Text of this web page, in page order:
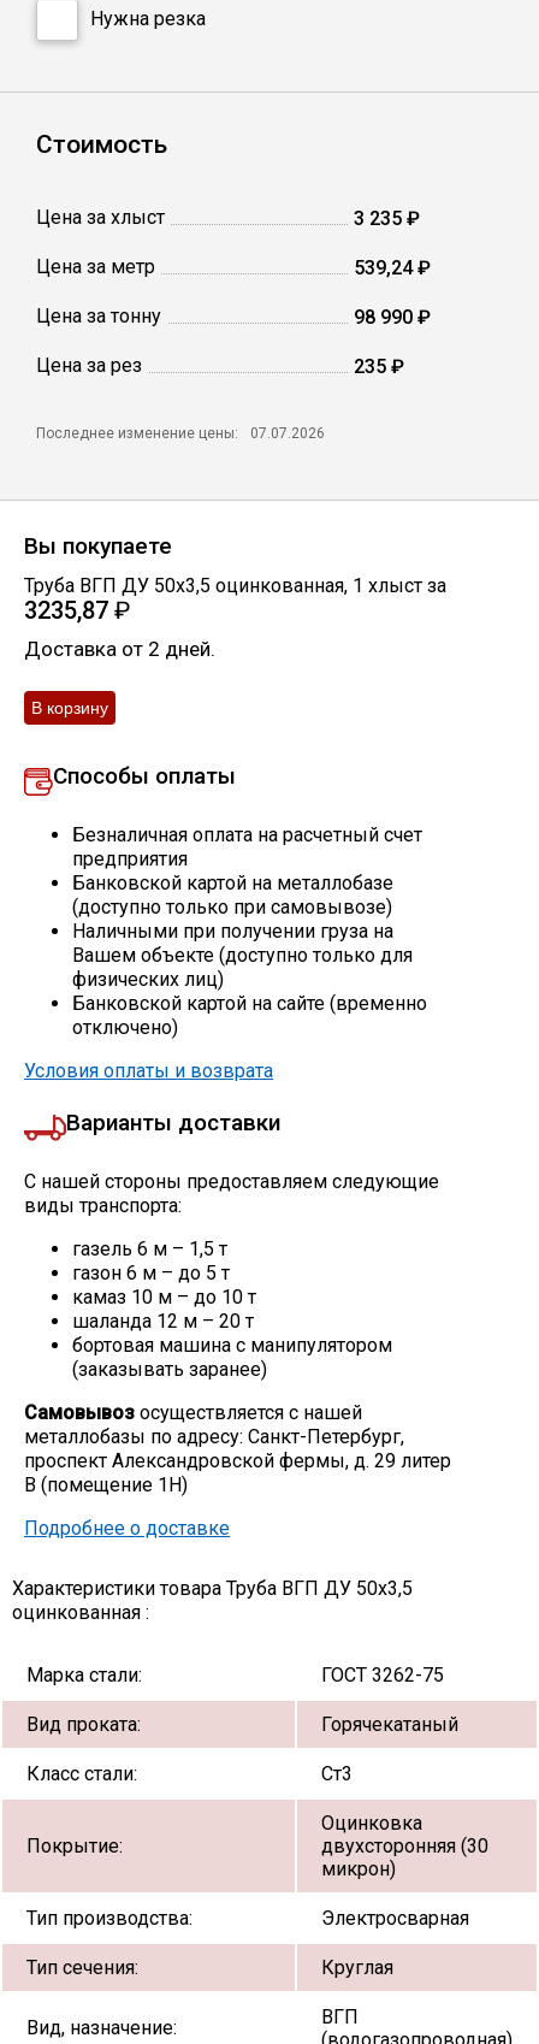
Винтовые сваи
Столбы заборные
Электроды
Нержавейка
Нужна резка
Стоимость
Цена за хлыст 3 235 ₽
Цена за метр 539,24 ₽
Цена за тонну 98 990 ₽
Цена за рез 235 ₽
Последнее изменение цены: 07.07.2026
Вы покупаете
Труба ВГП ДУ 50х3,5 оцинкованная, 1 хлыст за
3235,87 ₽
Доставка от 2 дней.
Способы оплаты
Безналичная оплата на расчетный счет
предприятия
Банковской картой на металлобазе
(доступно только при самовывозе)
Наличными при получении груза на
Вашем объекте (доступно только для
физических лиц)
Банковской картой на сайте (временно
отключено)
Условия оплаты и возврата
Варианты доставки
С нашей стороны предоставляем следующие
виды транспорта:
газель 6 м – 1,5 т
газон 6 м – до 5 т
камаз 10 м – до 10 т
шаланда 12 м – 20 т
бортовая машина с манипулятором
(заказывать заранее)
Самовывоз осуществляется с нашей
металлобазы по адресу: Санкт-Петербург,
проспект Александровской фермы, д. 29 литер
В (помещение 1Н)
Подробнее о доставке
Характеристики товара Труба ВГП ДУ 50х3,5
оцинкованная :
Марка стали: ГОСТ 3262-75
Вид проката: Горячекатаный
Класс стали: Ст3
Покрытие:
Оцинковка
двухсторонняя (30
микрон)
Тип производства: Электросварная
Тип сечения: Круглая
Вид, назначение:
ВГП
(водогазопроводная)